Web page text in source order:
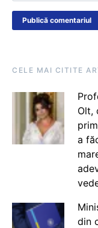
CELE MAI CITITE
Olt,
a
din